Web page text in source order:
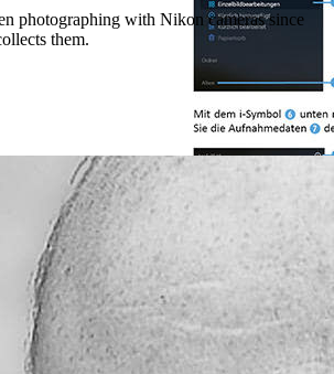
photographing with Nikon cameras since
them.